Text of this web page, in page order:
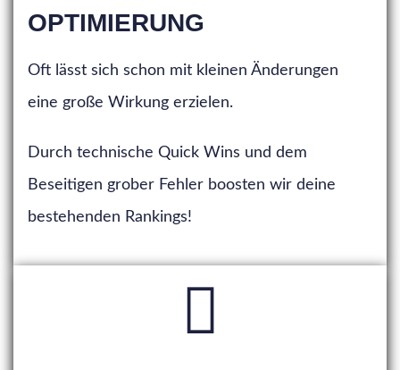
OPTIMIERUNG
Oft lässt sich schon mit kleinen Änderungen
eine große Wirkung erzielen.
Durch technische Quick Wins und dem
Beseitigen grober Fehler boosten wir deine
bestehenden Rankings!